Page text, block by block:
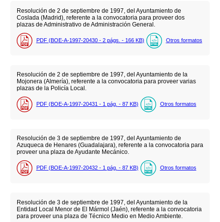
Resolución de 2 de septiembre de 1997, del Ayuntamiento de
Coslada (Madrid), referente a la convocatoria para proveer dos
plazas de Administrativo de Administración General.
PDF (BOE-A-1997-20430 - 2 págs. - 166 KB) Otros formatos
Resolución de 2 de septiembre de 1997, del Ayuntamiento de la
Mojonera (Almería), referente a la convocatoria para proveer varias
plazas de la Policía Local.
PDF (BOE-A-1997-20431 - 1 pág. - 87 KB) Otros formatos
Resolución de 3 de septiembre de 1997, del Ayuntamiento de
Azuqueca de Henares (Guadalajara), referente a la convocatoria para
proveer una plaza de Ayudante Mecánico.
PDF (BOE-A-1997-20432 - 1 pág. - 87 KB) Otros formatos
Resolución de 3 de septiembre de 1997, del Ayuntamiento de la
Entidad Local Menor de El Mármol (Jaén), referente a la convocatoria
para proveer una plaza de Técnico Medio en Medio Ambiente.